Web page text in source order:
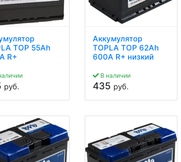
TOP 55Ah
R+
руб.
Аккумулятор
TOPLA TOP 62Ah
600A R+ низкий
В наличии
435 руб.